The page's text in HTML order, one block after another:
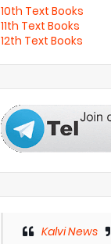
10th Text Books
11th Text Books
12th Text Books
Kalvi News